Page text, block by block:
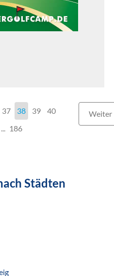
37 38 39
40
186
Weiter
Städten